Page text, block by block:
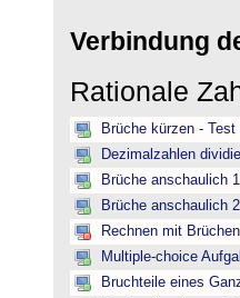
Verbindung
Rationale
Brüche kürzen -
Dezimalzahlen
Brüche anschaulich 1
Brüche anschaulich 2
Rechnen mit
Multiple-choice
Bruchteile eines